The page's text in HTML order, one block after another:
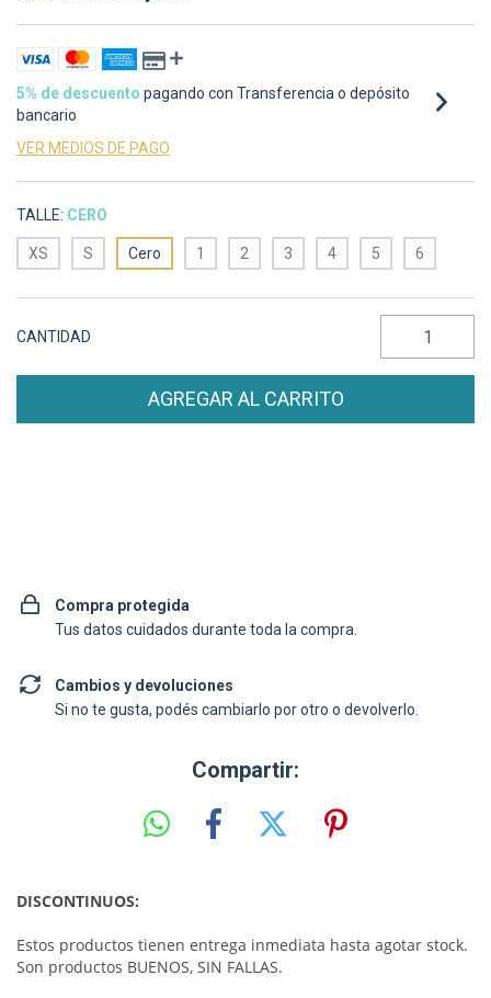
5% de descuento pagando con Transferencia o depósito
bancario
VER MEDIOS DE PAGO
TALLE: CERO
XS S Cero 1 2 3 4 5 6
CANTIDAD
Compra protegida
Tus datos cuidados durante toda la compra.
Cambios y devoluciones
Si no te gusta, podés cambiarlo por otro o devolverlo.
Compartir:
DISCONTINUOS:
Estos productos tienen entrega inmediata hasta agotar stock.
Son productos BUENOS, SIN FALLAS.